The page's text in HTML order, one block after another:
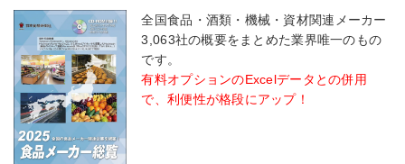
全国食品・酒類・機械・資材関連メーカー
3,063社の概要をまとめた業界唯一のもの
です。
有料オプションのExcelデータとの併用
で、利便性が格段にアップ！